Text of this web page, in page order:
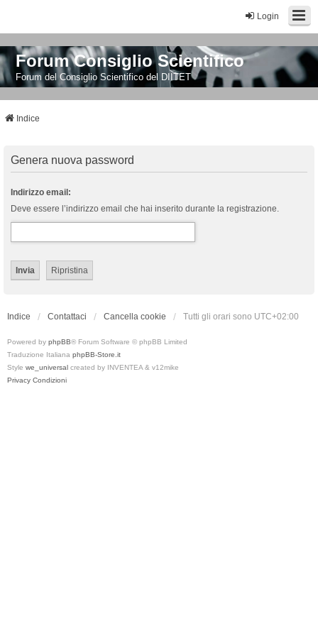
Login
Forum Consiglio Scientifico
Forum del Consiglio Scientifico del DIITET
Indice
Genera nuova password
Indirizzo email:
Deve essere l’indirizzo email che hai inserito durante la registrazione.
Indice Contattaci Cancella cookie Tutti gli orari sono UTC+02:00
Powered by phpBB® Forum Software © phpBB Limited
Traduzione Italiana phpBB-Store.it
Style we_universal created by INVENTEA & v12mike
Privacy Condizioni